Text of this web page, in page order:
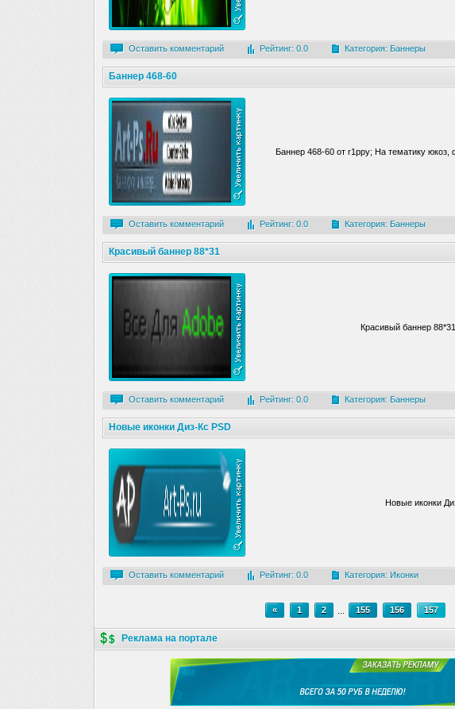
Оставить комментарий Рейтинг: 0.0 Категория: Баннеры
Баннер 468-60
Баннер 468-60 от r1ppy; На тематику юкоз,
Оставить комментарий Рейтинг: 0.0 Категория: Баннеры
Красивый баннер 88*31
Красивый баннер
Оставить комментарий Рейтинг: 0.0 Категория: Баннеры
Новые иконки Диз-Кс PSD
Новые иконки
Оставить комментарий Рейтинг: 0.0 Категория: Иконки
« 1 2 155 156 157
Реклама на портале